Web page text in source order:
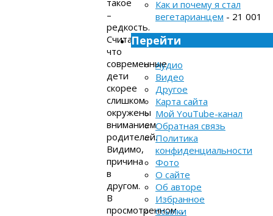
–
редкость.
Считаю,
что
современные
дети
скорее
слишком
окружены
вниманием
родителей.
Видимо,
причина
в
другом.
В
просмотренном…
Как и почему я стал
вегетарианцем - 21 001
Перейти
Аудио
Видео
Другое
Карта сайта
Мой YouTube-канал
Обратная связь
Политика
конфиденциальности
Фото
О сайте
Об авторе
Избранное
Ссылки